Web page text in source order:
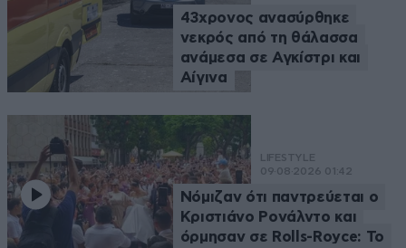
43χρονος ανασύρθηκε
νεκρός από τη θάλασσα
ανάμεσα σε Αγκίστρι και
Αίγινα
LIFESTYLE
09·08·2026 01:42
Νόμιζαν ότι παντρεύεται ο
Κριστιάνο Ρονάλντο και
όρμησαν σε Rolls-Royce: Το